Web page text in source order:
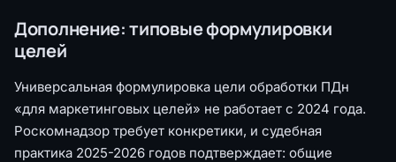
Дополнение: типовые формулировки
целей
Универсальная формулировка цели обработки ПДн
«для маркетинговых целей» не работает с 2024 года.
Роскомнадзор требует конкретики, и судебная
практика 2025-2026 годов подтверждает: общие